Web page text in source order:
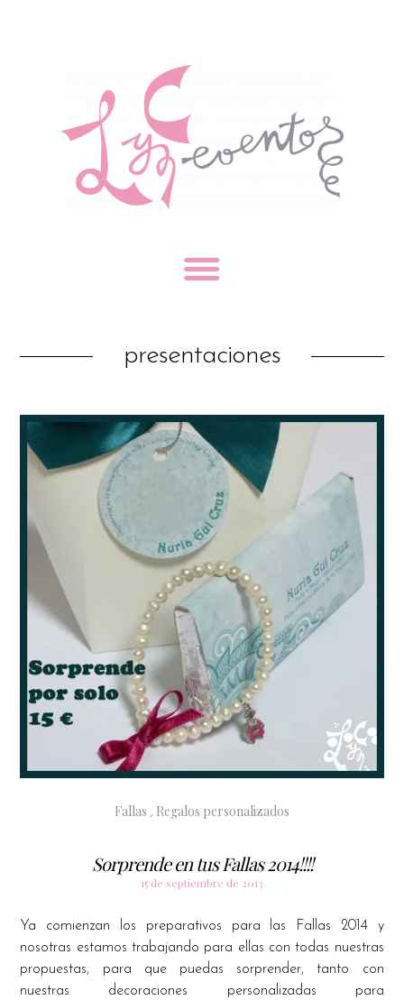
presentaciones
Fallas , Regalos personalizados
Sorprende en tus Fallas 2014!!!!
15 de septiembre de 2013
Ya comienzan los preparativos para las Fallas 2014 y
nosotras estamos trabajando para ellas con todas nuestras
propuestas, para que puedas sorprender, tanto con
nuestras decoraciones personalizadas para